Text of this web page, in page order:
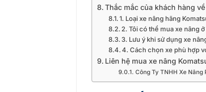
Thắc mắc của khách hàng
1. Loại xe nâng hãng
2. Tôi có thể mua xe nâng
3. Lưu ý khi sử dụng xe
4. Cách chọn xe phù hợp
Liên hệ mua xe nâng
Công Ty TNHH Xe